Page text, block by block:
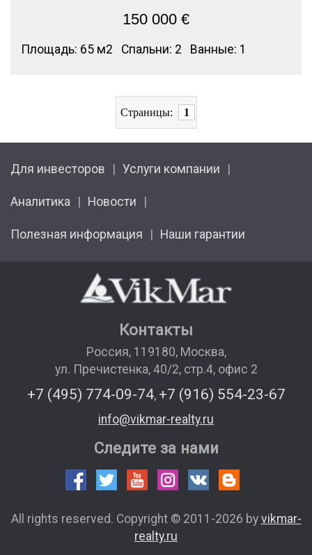
150 000 €
Площадь: 65 м2 Спальни: 2 Ванные: 1
Страницы: 1
Для инвесторов Услуги компании
Аналитика Новости
Полезная информация Наши гарантии
Контакты
Россия, 119180, Москва,
ул. Пречистенка, 40/2, стр.4, офис 2
+7 (495) 774-09-74, +7 (916) 554-23-67
info@vikmar-realty.ru
Следите за нами
All rights reserved. Copyright © 2011-2026 by vikmar-
realty.ru